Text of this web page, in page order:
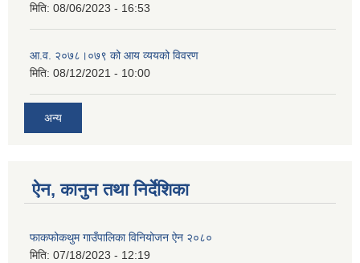
मिति: 08/06/2023 - 16:53
आ.व. २०७८।०७९ को आय व्ययको विवरण
मिति: 08/12/2021 - 10:00
अन्य
ऐन, कानुन तथा निर्देशिका
फाकफोकथुम गाउँपालिका विनियोजन ऐन २०८०
मिति: 07/18/2023 - 12:19